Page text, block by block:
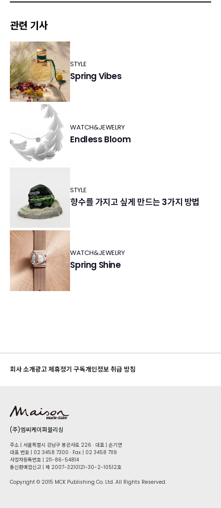
관련 기사
STYLE
Spring Vibes
WATCH&JEWELRY
Endless Bloom
STYLE
향수를 가지고 싶게 만드는 3가지 방법
WATCH&JEWELRY
Spring Shine
회사 소개광고 제휴정기 구독개인정보 취급 방침
(주)엠씨케이퍼블리싱
주소 | 서울특별시 강남구 봉은사로 226 · 대표 | 손기연
대표 번호 | 02 34​58 7300 · Fax | 02 34​58 7119
사업자등록번호 | 211-86-5​4814
통신판매업신고 | 제 2007-3210121-30-2-10512호
Copyright © 2015 MCK Publishing Co. Ltd. All Rights Reserved.